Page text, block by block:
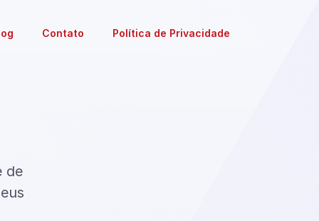
Contato Política de Privacidade
de